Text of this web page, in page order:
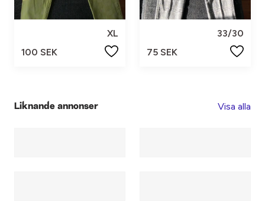
XL
100 SEK
33/30
75 SEK
Liknande annonser Visa alla